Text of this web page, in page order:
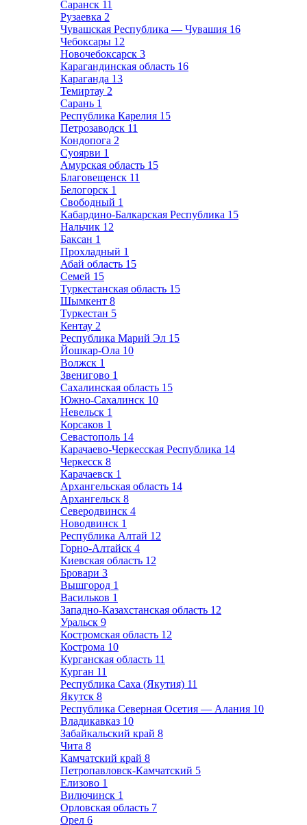
Саранск 11
Рузаевка 2
Чувашская Республика — Чувашия 16
Чебоксары 12
Новочебоксарск 3
Карагандинская область 16
Караганда 13
Темиртау 2
Сарань 1
Республика Карелия 15
Петрозаводск 11
Кондопога 2
Суоярви 1
Амурская область 15
Благовещенск 11
Белогорск 1
Свободный 1
Кабардино-Балкарская Республика 15
Нальчик 12
Баксан 1
Прохладный 1
Абай область 15
Семей 15
Туркестанская область 15
Шымкент 8
Туркестан 5
Кентау 2
Республика Марий Эл 15
Йошкар-Ола 10
Волжск 1
Звенигово 1
Сахалинская область 15
Южно-Сахалинск 10
Невельск 1
Корсаков 1
Севастополь 14
Карачаево-Черкесская Республика 14
Черкесск 8
Карачаевск 1
Архангельская область 14
Архангельск 8
Северодвинск 4
Новодвинск 1
Республика Алтай 12
Горно-Алтайск 4
Киевская область 12
Бровари 3
Вышгород 1
Васильков 1
Западно-Казахстанская область 12
Уральск 9
Костромская область 12
Кострома 10
Курганская область 11
Курган 11
Республика Саха (Якутия) 11
Якутск 8
Республика Северная Осетия — Алания 10
Владикавказ 10
Забайкальский край 8
Чита 8
Камчатский край 8
Петропавловск-Камчатский 5
Елизово 1
Вилючинск 1
Орловская область 7
Орел 6